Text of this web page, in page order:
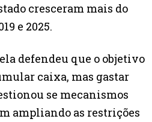
cresceram mais do
e 2025.
defendeu que o objetivo
caixa, mas gastar
se mecanismos
ampliando as restrições